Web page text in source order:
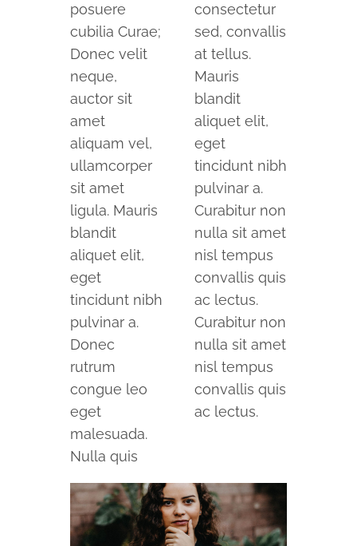
posuere
cubilia Curae;
Donec velit
neque,
auctor sit
amet
aliquam vel,
ullamcorper
sit amet
ligula. Mauris
blandit
aliquet elit,
eget
tincidunt nibh
pulvinar a.
Donec
rutrum
congue leo
eget
malesuada.
Nulla quis
consectetur
sed, convallis
at tellus.
Mauris
blandit
aliquet elit,
eget
tincidunt nibh
pulvinar a.
Curabitur non
nulla sit amet
nisl tempus
convallis quis
ac lectus.
Curabitur non
nulla sit amet
nisl tempus
convallis quis
ac lectus.